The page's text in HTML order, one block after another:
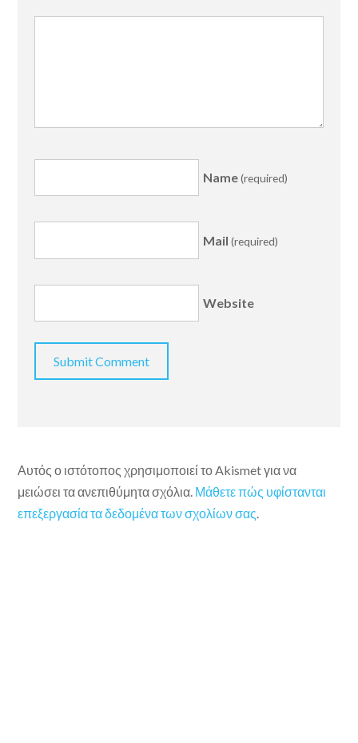
Name(required)
Mail (required)
Website
Αυτός ο ιστότοπος χρησιμοποιεί το Akismet για να
μειώσει τα ανεπιθύμητα σχόλια. Μάθετε πώς υφίστανται
επεξεργασία τα δεδομένα των σχολίων σας.